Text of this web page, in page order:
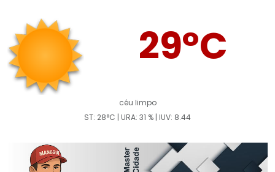
29°C
céu limpo
ST: 28°C | URA: 31 % | IUV: 8.44